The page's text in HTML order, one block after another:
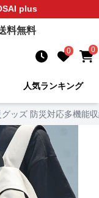
plus
料無料
0 0
人気ランキング
グッズ 防災対応多機能